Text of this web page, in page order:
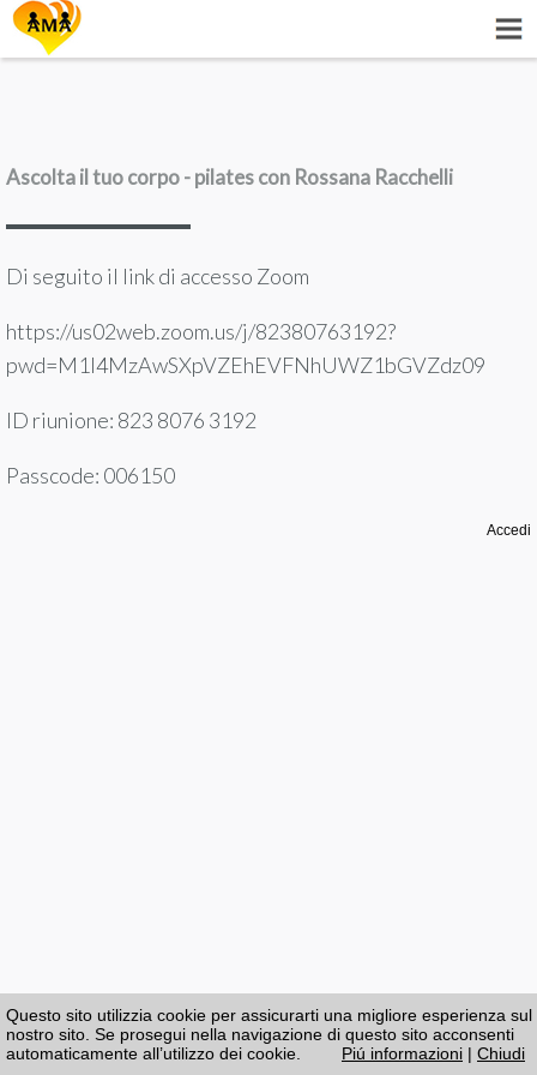
Ascolta il tuo corpo - pilates con Rossana Racchelli
Di seguito il link di accesso Zoom
https://us02web.zoom.us/j/82380763192?
pwd=M1I4MzAwSXpVZEhEVFNhUWZ1bGVZdz09
ID riunione: 823 8076 3192
Passcode: 006150
Accedi
Questo sito utilizzia cookie per assicurarti una migliore esperienza sul
nostro sito. Se prosegui nella navigazione di questo sito acconsenti
automaticamente all’utilizzo dei cookie.
Piú informazioni | Chiudi